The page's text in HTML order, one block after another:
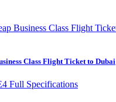
Class Flight Ticket to Dubai